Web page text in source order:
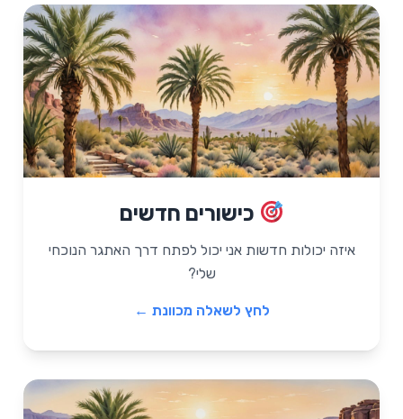
כישורים חדשים
איזה יכולות חדשות אני יכול לפתח דרך האתגר הנוכחי
שלי?
לחץ לשאלה מכוונת ←
שאלה מכוונת
"איזה כישור או יכולת הייתי הכי רוצה לפתח?
איך המצב הנוכחי יכול לשמש לי כמגרש
אימונים לפיתוח הכישור הזה?"